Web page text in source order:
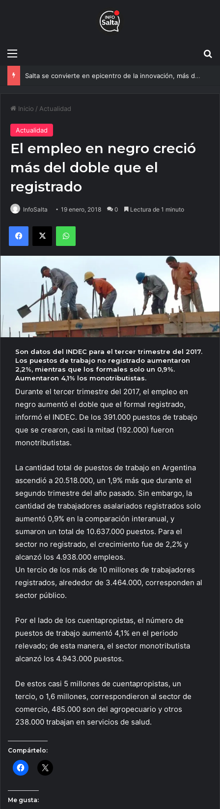
Menú
Salta se convierte en epicentro de la innovación, más de 600 personas ya participan del NOA Innova
Inicio / Actualidad
Actualidad
El empleo en negro creció
más del doble que el
registrado
InfoSalta 19 enero, 2018 0 Lectura de 1 minuto
Facebook
X WhatsApp
Son datos del INDEC para el tercer trimestre del 2017.
Los puestos de trabajo no registrado aumentaron
2,2%, mientras que los formales solo un 0,9%.
Aumentaron 4,1% los monotributistas.
Durante el tercer trimestre del 2017, el empleo en
negro aumentó el doble que el formal registrado,
informó el INDEC. De los 391.000 puestos de trabajo
que se crearon, casi la mitad (192.000) fueron
monotributistas.
La cantidad total de puestos de trabajo en Argentina
ascendió a 20.518.000, un 1,9% más que durante el
segundo trimestre del año pasado. Sin embargo, la
cantidad de trabajadores asalariados registrados solo
aumentó 0,9% en la comparación interanual, y
sumaron un total de 10.637.000 puestos. Para el
sector no registrado, el crecimiento fue de 2,2% y
alcanzó los 4.938.000 empleos.
Un tercio de los más de 10 millones de trabajadores
registrados, alrededor de 3.464.000, corresponden al
sector público.
Por el lado de los cuentapropistas, el número de
puestos de trabajo aumentó 4,1% en el periodo
relevado; de esta manera, el sector monotributista
alcanzó los 4.943.000 puestos.
De estos casi 5 millones de cuentapropistas, un
tercio, o 1,6 millones, correspondieron al sector de
comercio, 485.000 son del agropecuario y otros
238.000 trabajan en servicios de salud.
Compártelo:
Me gusta: